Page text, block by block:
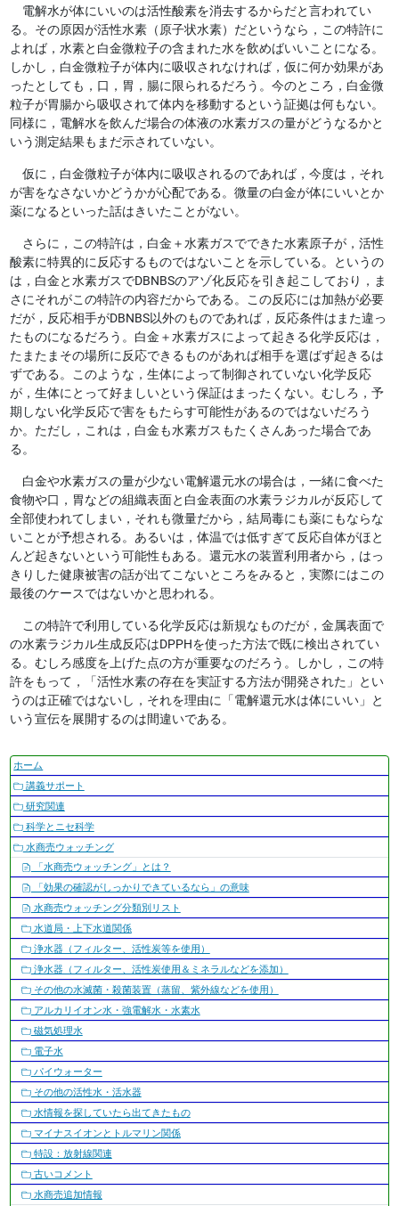
電解水が体にいいのは活性酸素を消去するからだと言われてい
る。その原因が活性水素（原子状水素）だというなら，この特許に
よれば，水素と白金微粒子の含まれた水を飲めばいいことになる。
しかし，白金微粒子が体内に吸収されなければ，仮に何か効果があ
ったとしても，口，胃，腸に限られるだろう。今のところ，白金微
粒子が胃腸から吸収されて体内を移動するという証拠は何もない。
同様に，電解水を飲んだ場合の体液の水素ガスの量がどうなるかと
いう測定結果もまだ示されていない。
仮に，白金微粒子が体内に吸収されるのであれば，今度は，それ
が害をなさないかどうかが心配である。微量の白金が体にいいとか
薬になるといった話はきいたことがない。
さらに，この特許は，白金＋水素ガスでできた水素原子が，活性
酸素に特異的に反応するものではないことを示している。というの
は，白金と水素ガスでDBNBSのアゾ化反応を引き起こしており，ま
さにそれがこの特許の内容だからである。この反応には加熱が必要
だが，反応相手がDBNBS以外のものであれば，反応条件はまた違っ
たものになるだろう。 白金＋水素ガスによって起きる化学反応は，
たまたまその場所に反応できるものがあれば相手を選ばず起きるは
ずである。このような，生体によって制御されていない化学反応
が，生体にとって好ましいという保証はまったくない。むしろ，予
期しない化学反応で害をもたらす可能性があるのではないだろう
か。ただし，これは，白金も水素ガスもたくさんあった場合であ
る。
白金や水素ガスの量が少ない電解還元水の場合は，一緒に食べた
食物や口，胃などの組織表面と白金表面の水素ラジカルが反応して
全部使われてしまい，それも微量だから，結局毒にも薬にもならな
いことが予想される。あるいは，体温では低すぎて反応自体がほと
んど起きないという可能性もある。還元水の装置利用者から，はっ
きりした健康被害の話が出てこないところをみると，実際にはこの
最後のケースではないかと思われる。
この特許で利用している化学反応は新規なものだが，金属表面で
の水素ラジカル生成反応はDPPHを使った方法で既に検出されてい
る。むしろ感度を上げた点の方が重要なのだろう。しかし，この特
許をもって，「活性水素の存在を実証する方法が開発された」とい
うのは正確ではないし，それを理由に「電解還元水は体にいい」と
いう宣伝を展開するのは間違いである。
ナ
ビ
ゲ
ー
シ
ョ
ン
ホーム
講義サポート
研究関連
科学とニセ科学
水商売ウォッチング
「水商売ウォッチング」とは？
「効果の確認がしっかりできているなら」の意味
水商売ウォッチング分類別リスト
水道局・上下水道関係
浄水器（フィルター、活性炭等を使用）
浄水器（フィルター、活性炭使用＆ミネラルなどを添加）
その他の水滅菌・殺菌装置（蒸留、紫外線などを使用）
アルカリイオン水・強電解水・水素水
磁気処理水
電子水
パイウォーター
その他の活性水・活水器
水情報を探していたら出てきたもの
マイナスイオンとトルマリン関係
特設：放射線関連
古いコメント
水商売追加情報